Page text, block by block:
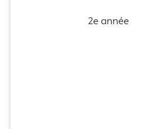
2e année